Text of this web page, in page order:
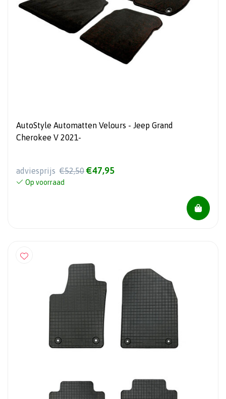
AutoStyle Automatten Velours - Jeep Grand
Cherokee V 2021-
adviesprijs €52,50 €47,95
Op voorraad